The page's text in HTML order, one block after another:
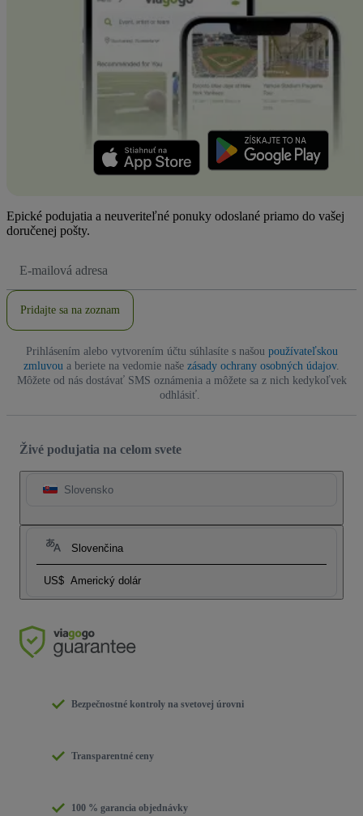
Epické podujatia a neuveriteľné ponuky odoslané priamo do vašej
doručenej pošty.
mailová
Pridajte sa na zoznam
Prihlásením alebo vytvorením účtu súhlasíte s našou používateľskou
zmluvou a beriete na vedomie naše zásady ochrany osobných údajov.
Môžete od nás dostávať SMS oznámenia a môžete sa z nich kedykoľvek
odhlásiť.
Živé podujatia na celom svete
Slovensko
Slovenčina
US$ Americký dolár
Bezpečnostné kontroly na svetovej úrovni
Transparentné ceny
100 % garancia objednávky